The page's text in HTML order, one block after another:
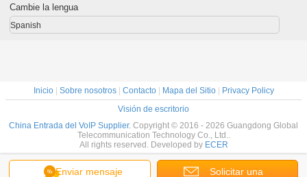
Enviar mensaje Solicitar una
Cambie la lengua
Spanish
Inicio| Sobre nosotros| Contacto| Mapa del Sitio|
Privacy Policy
Visión de escritorio
China Entrada del VoIP Supplier. Copyright © 2016 - 2026 Guangdong Global
Telecommunication Technology Co., Ltd..
All rights reserved. Developed by ECER